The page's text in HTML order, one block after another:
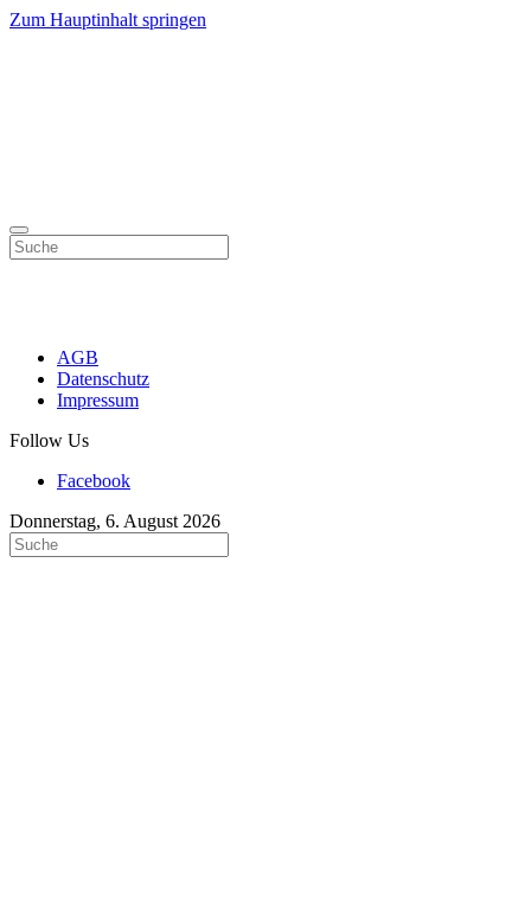
Zum Hauptinhalt springen
AGB
Datenschutz
Impressum
Follow Us
Facebook
Donnerstag, 6. August 2026